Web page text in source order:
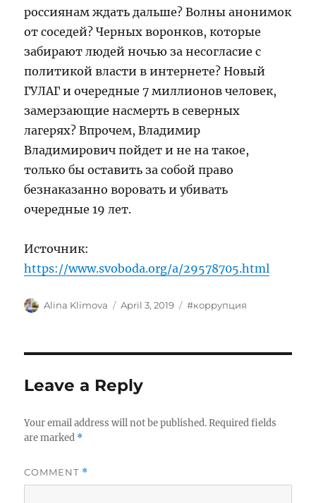
россиянам ждать дальше? Волны анонимок
от соседей? Черных воронков, которые
забирают людей ночью за несогласие с
политикой власти в интернете? Новый
ГУЛАГ и очередные 7 миллионов человек,
замерзающие насмерть в северных
лагерях? Впрочем, Владимир
Владимирович пойдет и не на такое,
только бы оставить за собой право
безнаказанно воровать и убивать
очередные 19 лет.
Источник:
https://www.svoboda.org/a/29578705.html
Author
Alina Klimova
Posted
April 3, 2019 Tags
#коррупция
Leave a Reply
Your email address will not be published. Required fields
are marked *
COMMENT *